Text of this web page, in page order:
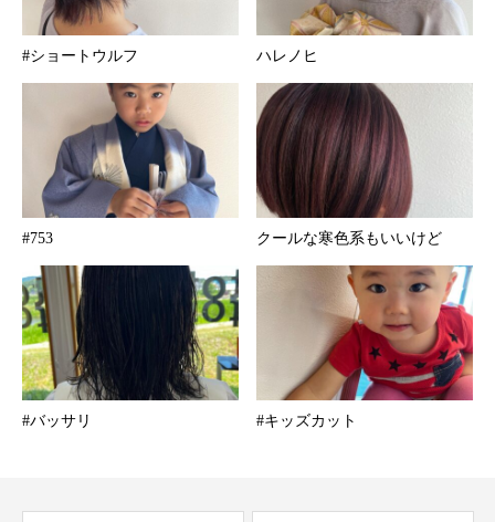
#ショートウルフ ハレノヒ
#753 クールな寒色系もいいけど
#バッサリ #キッズカット